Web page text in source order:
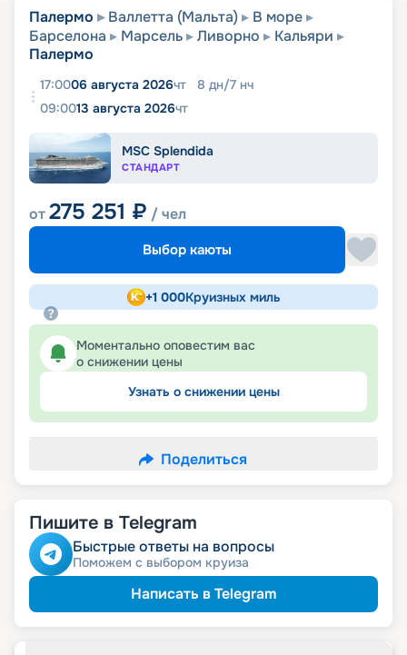
Палермо Валлетта (Мальта)
В море
Барселона
Марсель Ливорно
Кальяри
Палермо
17:0006 августа 2026чт 8 дн/7 нч
09:0013 августа 2026чт
MSC Splendida
СТАНДАРТ
от275 251 ₽ / чел
Выбор каюты
+1 000Круизных миль
Моментально оповестим вас
о снижении цены
Узнать о снижении цены
Поделиться
Пишите в Telegram
Быстрые ответы на вопросы
Поможем с выбором круиза
Написать в Telegram